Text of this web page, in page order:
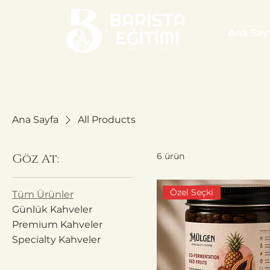
Ana Sayfa All Products
Göz At:
Tüm Ürünler
Günlük Kahveler
Premium Kahveler
Specialty Kahveler
6 ürün
Özel Seçki